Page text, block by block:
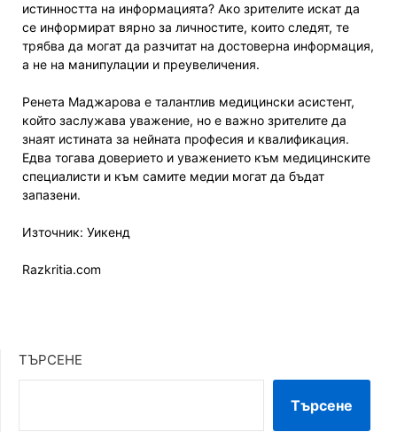
истинността на информацията? Ако зрителите искат да
се информират вярно за личностите, които следят, те
трябва да могат да разчитат на достоверна информация,
а не на манипулации и преувеличения.
Ренета Маджарова е талантлив медицински асистент,
който заслужава уважение, но е важно зрителите да
знаят истината за нейната професия и квалификация.
Едва тогава доверието и уважението към медицинските
специалисти и към самите медии могат да бъдат
запазени.
Източник: Уикенд
Razkritia.com
ТЪРСЕНЕ
Търсене